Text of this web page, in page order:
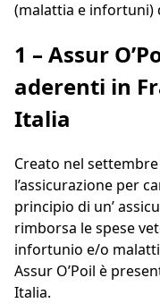
(malattia e infortuni)
1 – Assur
aderenti in
Italia
Creato nel settembre
l’assicurazione per
principio di un’
rimborsa le spese
infortunio e/o
Assur O’Poil è
Italia.